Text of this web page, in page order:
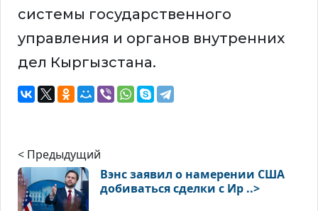
системы государственного
управления и органов внутренних
дел Кыргызстана.
< Предыдущий
Вэнс заявил о намерении США
добиваться сделки с Ир ..>